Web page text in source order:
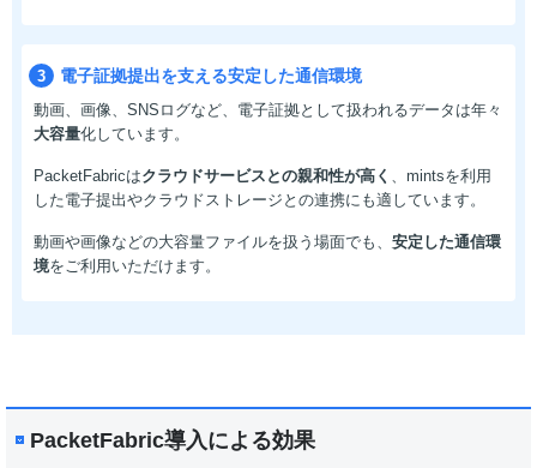
3 電子証拠提出を支える安定した通信環境
動画、画像、SNSログなど、電子証拠として扱われるデータは年々
大容量化しています。
PacketFabricはクラウドサービスとの親和性が高く 、mintsを利用
した電子提出やクラウドストレージとの連携にも適しています。
動画や画像などの大容量ファイルを扱う場面でも、 安定した通信環
境をご利用いただけます。
PacketFabric導入による効果